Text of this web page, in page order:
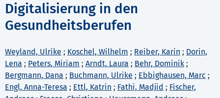
Digitalisierung in den
Gesundheitsberufen
Weyland, Ulrike ; Koschel, Wilhelm ; Reiber, Karin ; Dorin,
Lena ; Peters, Miriam ; Arndt, Laura ; Behr, Dominik ;
Bergmann, Dana ; Buchmann, Ulrike ; Ebbighausen, Marc ;
Engl, Anna-Teresa ; Ettl, Katrin ; Fathi, Madjid ; Fischer,